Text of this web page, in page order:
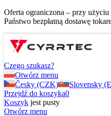
Oferta ograniczona – przy
Państwo bezpłatną dostawę
Czego szukasz?
Otwórz menu
Česky (CZK)
Slovensky
Przejdź do koszyka0
Koszyk jest pusty
Otwórz menu